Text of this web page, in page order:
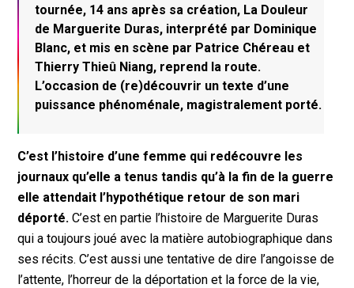
tournée, 14 ans après sa création, La Douleur
de Marguerite Duras, interprété par Dominique
Blanc, et mis en scène par Patrice Chéreau et
Thierry Thieû Niang, reprend la route.
L’occasion de (re)découvrir un texte d’une
puissance phénoménale, magistralement porté.
C’est l’histoire d’une femme qui redécouvre les
journaux qu’elle a tenus tandis qu’à la fin de la guerre
elle attendait l’hypothétique retour de son mari
déporté. C’est en partie l’histoire de Marguerite Duras
qui a toujours joué avec la matière autobiographique dans
ses récits. C’est aussi une tentative de dire l’angoisse de
l’attente, l’horreur de la déportation et la force de la vie,